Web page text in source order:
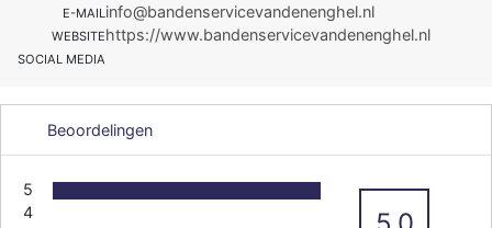
E-MAILinfo@bandenservicevandenenghel.nl
WEBSITEhttps://www.bandenservicevandenenghel.nl
SOCIAL MEDIA
Beoordelingen
5
4